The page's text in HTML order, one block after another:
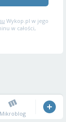
Wykop.pl w jego
w całości,
Mikroblog